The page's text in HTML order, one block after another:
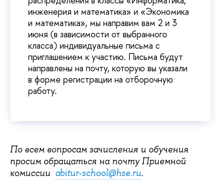
инженерия и математика» и «Экономика
и математика», мы направим вам 2 и 3
июня (в зависимости от выбранного
класса) индивидуальные письма с
приглашением к участию. Письма будут
направлены на почту, которую вы указали
в форме регистрации на отборочную
работу.
По всем вопросам зачисления и обучения
просим обращаться на почту Приемной
комиссии abitur-school@hse.ru.